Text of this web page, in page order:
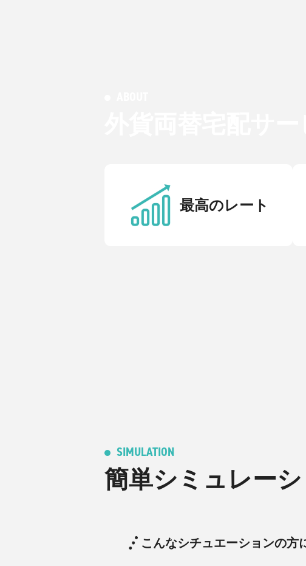
最高のレート
SIMULATION
簡単シミュレー
こんなシチュエーションの方